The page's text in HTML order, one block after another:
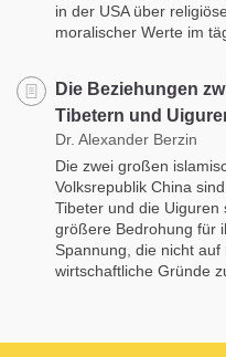
in der USA über
moralischer Werte im
Die Beziehungen
Tibetern und
Dr. Alexander Berzin
Die zwei großen
Volksrepublik China
Tibeter und die
größere Bedrohung für
Spannung, die nicht
wirtschaftliche Gründe